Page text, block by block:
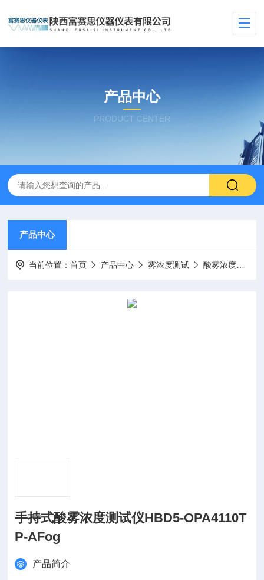
产品中心
PRODUCT CENTER
产品中心
当前位置：首页 产品中心 雾浓度测试 酸雾浓度测试仪
手持式酸雾浓度测试仪HBD5-OPA4110T
P-AFog
产品简介